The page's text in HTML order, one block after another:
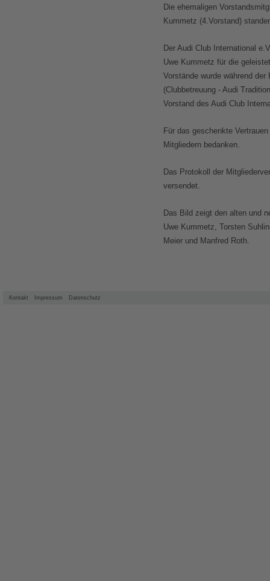
Die ehemaligen
Kummetz (4.Vorstand)
Der Audi Club International
Uwe Kummetz für die
Vorstände wurde während
(Clubbetreuung - Audi
Vorstand des Audi Club
Für das geschenkte
Mitgliedern bedanken.
Das Protokoll der
versendet.
Das Bild zeigt den alten und
Uwe Kummetz, Torsten
Meier und Manfred Roth.
Kontakt Impressum Datenschutz